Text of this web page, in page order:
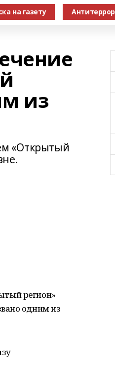
на газету Антитеррор
из
«Открытый
регион»
одним из